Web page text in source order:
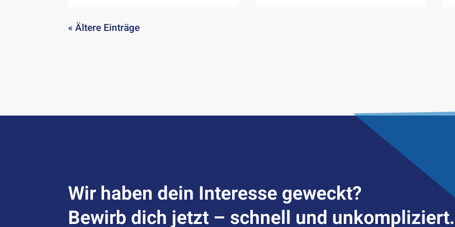
« Ältere Einträge
Wir haben dein Inter­esse geweckt?
Bewirb dich jetzt – schnell und unkompliziert.